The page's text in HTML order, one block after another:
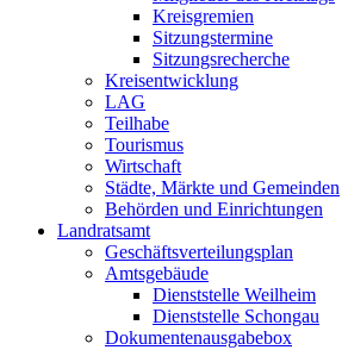
Kreisgremien
Sitzungstermine
Sitzungsrecherche
Kreisentwicklung
LAG
Teilhabe
Tourismus
Wirtschaft
Städte, Märkte und Gemeinden
Behörden und Einrichtungen
Landratsamt
Geschäftsverteilungsplan
Amtsgebäude
Dienststelle Weilheim
Dienststelle Schongau
Dokumentenausgabebox